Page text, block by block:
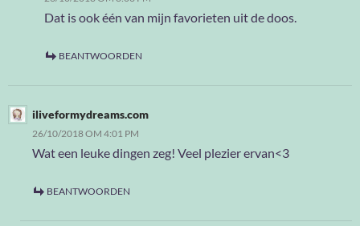
Dat is ook één van mijn favorieten uit de doos.
BEANTWOORDEN
iliveformydreams.com
26/10/2018 OM 4:01 PM
Wat een leuke dingen zeg! Veel plezier ervan<3
BEANTWOORDEN